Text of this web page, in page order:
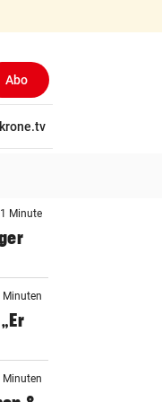
Abo
krone.tv
Minute
Minuten
Minuten